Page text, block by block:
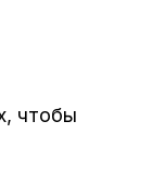
чтобы